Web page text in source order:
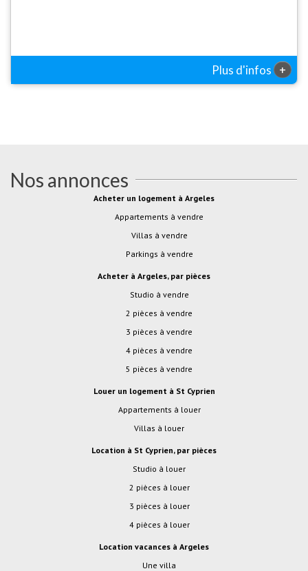
Plus d'infos +
Nos annonces
Acheter un logement à Argeles
Appartements à vendre
Villas à vendre
Parkings à vendre
Acheter à Argeles, par pièces
studio à vendre
2 pièces à vendre
3 pièces à vendre
4 pièces à vendre
5 pièces à vendre
Louer un logement à St Cyprien
Appartements à louer
Villas à louer
Location à St Cyprien, par pièces
studio à louer
2 pièces à louer
3 pièces à louer
4 pièces à louer
location vacances à Argeles
Une villa